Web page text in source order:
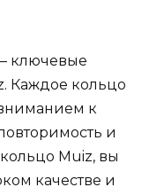
ключевые
Каждое кольцо
к
и
Muiz, вы
качестве и